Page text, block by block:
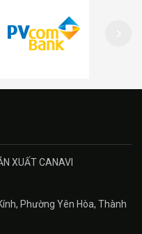
XUẤT CANAVI
Phường Yên Hòa, Thành